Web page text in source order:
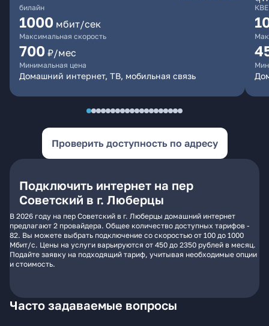
билайн
1000 мбит/сек
Максимальная скорость
700 ₽/мес
Минимальная цена
Домашний интернет, ТВ, мобильная связь
Проверить доступность по адресу
Подключить интернет на пер
Советский в г. Люберцы
В 2026 году на пер Советский в г. Люберцы домашний интернет
предлагают 2 провайдера. Общее количество доступных тарифов -
82. Вы можете выбрать подключение со скоростью от 100 до 1000
Мбит/с. Цены на услуги варьируются от 450 до 2350 рублей в месяц.
Подайте заявку на подходящий тариф, учитывая необходимые опции
и стоимость.
Часто задаваемые вопросы